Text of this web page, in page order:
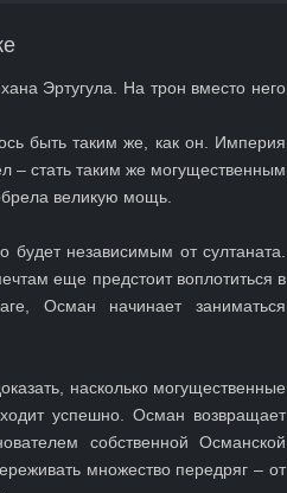
Эртугула. На трон вместо него
быть таким же, как он. Империя
– стать таким же могущественным
великую мощь.
будет независимым от султаната.
еще предстоит воплотиться в
Осман начинает заниматься
насколько могущественные
успешно. Осман возвращает
собственной Османской
множество передряг – от